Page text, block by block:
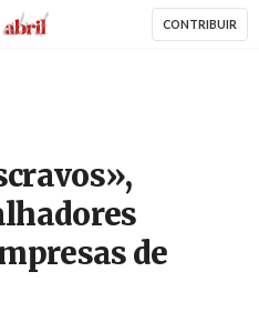
AbrilAbril CONTRIBUIR
de